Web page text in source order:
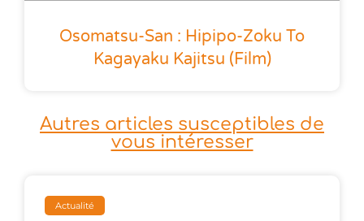
Osomatsu-San : Hipipo-Zoku To
Kagayaku Kajitsu (film)
Autres articles susceptibles de
vous intéresser
Actualité